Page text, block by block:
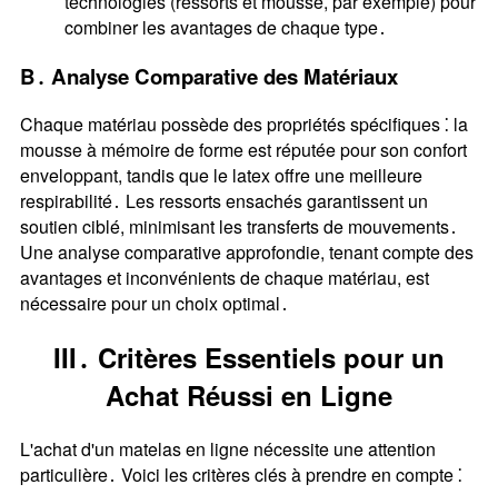
combiner les avantages de chaque type․
B․ Analyse Comparative des Matériaux
Chaque matériau possède des propriétés spécifiques ⁚ la
mousse à mémoire de forme est réputée pour son confort
enveloppant, tandis que le latex offre une meilleure
respirabilité․ Les ressorts ensachés garantissent un
soutien ciblé, minimisant les transferts de mouvements․
Une analyse comparative approfondie, tenant compte des
avantages et inconvénients de chaque matériau, est
nécessaire pour un choix optimal․
III․ Critères Essentiels pour un
Achat Réussi en Ligne
L'achat d'un matelas en ligne nécessite une attention
particulière․ Voici les critères clés à prendre en compte ⁚